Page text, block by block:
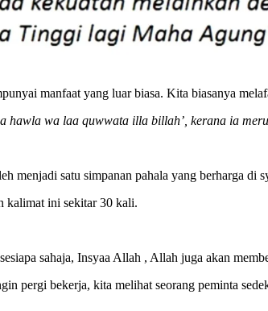
manfaat yang luar biasa. Kita biasanya
hawla wa laa quwwata illa billah’, kerana ia
menjadi satu simpanan pahala yang berharga di
kalimat ini sekitar 30 kali.
sahaja, Insyaa Allah , Allah juga akan
pergi bekerja, kita melihat seorang peminta